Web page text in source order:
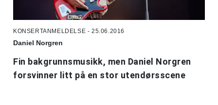
KONSERTANMELDELSE - 25.06.2016
Daniel Norgren
Fin bakgrunnsmusikk, men Daniel Norgren
forsvinner litt på en stor utendørsscene